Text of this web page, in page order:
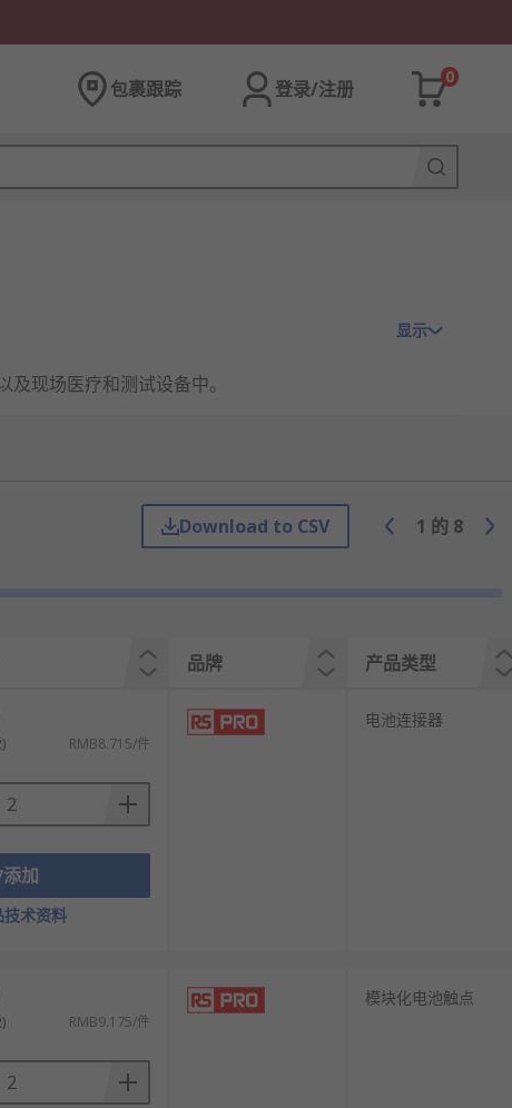
包裹跟踪 登录/注册
0
现场医疗和测试设备中。
关应用的连接器。它们由高性能和额定温度
显示
Download to CSV 1 的 8
品牌 产品类型
RMB8.715/件
添加
技术资料
电池连接器
RMB9.175/件
模块化电池触点